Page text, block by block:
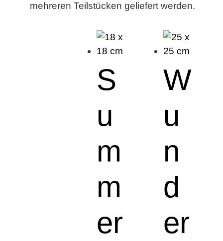
mehreren Teilstücken geliefert werden.
S
u
m
m
er
W
u
n
d
er